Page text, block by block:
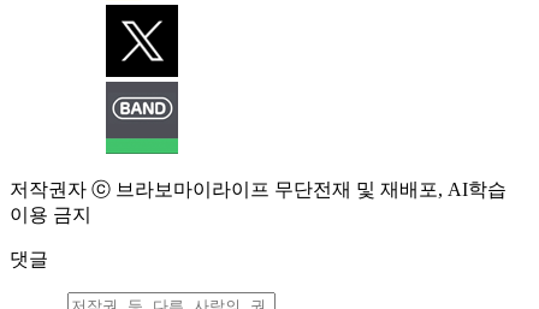
저작권자 ⓒ 브라보마이라이프 무단전재 및 재배포, AI학습
이용 금지
댓글